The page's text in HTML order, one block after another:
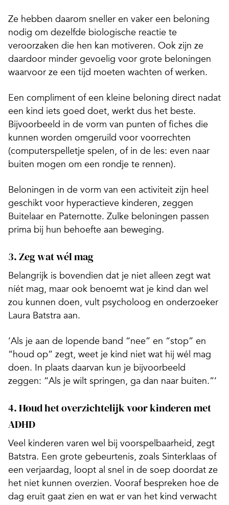
Ze hebben daarom sneller en vaker een beloning
nodig om dezelfde biologische reactie te
veroorzaken die hen kan motiveren. Ook zijn ze
daardoor minder gevoelig voor grote beloningen
waarvoor ze een tijd moeten wachten of werken.
Een compliment of een kleine beloning direct nadat
een kind iets goed doet, werkt dus het beste.
Bijvoorbeeld in de vorm van punten of fiches die
kunnen worden omgeruild voor voorrechten
(computerspelletje spelen, of in de les: even naar
buiten mogen om een rondje te rennen).
Beloningen in de vorm van een activiteit zijn heel
geschikt voor hyperactieve kinderen, zeggen
Buitelaar en Paternotte. Zulke beloningen passen
prima bij hun behoefte aan beweging.
3. Zeg wat wél mag
Belangrijk is bovendien dat je niet alleen zegt wat
níét mag, maar ook benoemt wat je kind dan wel
zou kunnen doen, vult psycholoog en onderzoeker
Laura Batstra aan.
‘Als je aan de lopende band “nee” en “stop” en
“houd op” zegt, weet je kind niet wat hij wél mag
doen. In plaats daarvan kun je bijvoorbeeld
zeggen: “Als je wilt springen, ga dan naar buiten.”‘
4. Houd het overzichtelijk voor kinderen met
ADHD
Veel kinderen varen wel bij voorspelbaarheid, zegt
Batstra. Een grote gebeurtenis, zoals Sinterklaas of
een verjaardag, loopt al snel in de soep doordat ze
het niet kunnen overzien. Vooraf bespreken hoe de
dag eruit gaat zien en wat er van het kind verwacht